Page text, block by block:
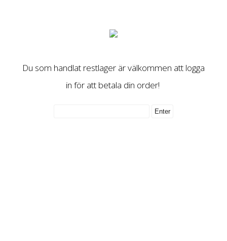
Du som handlat restlager är välkommen att logga
in för att betala din order!